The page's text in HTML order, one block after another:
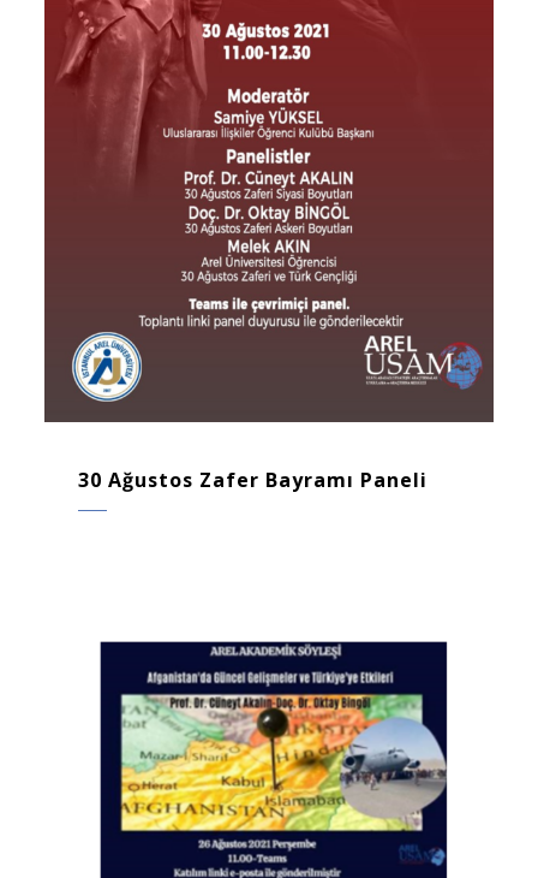
30 Ağustos Zafer Bayramı Paneli